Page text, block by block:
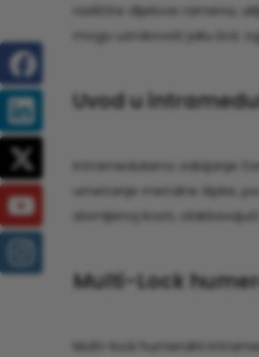
različite dijelove ramena,
mogu uzrokovati jaku bol,
Uvod u
Intramedularno zabijanje
umetanje metalne šipke,
slomljenoj kosti,
Multi-Lock
Multi-lock humeralni